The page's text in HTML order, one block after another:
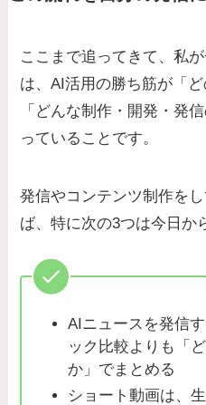
ここまで追ってきて、私
は、AI活用の勝ち筋が「
「どんな制作・開発・発
っていることです。
発信やコンテンツ制作を
ば、特に次の3つは今日か
AIニュースを発信
ック比較よりも「
か」でまとめる
ショート動画は、